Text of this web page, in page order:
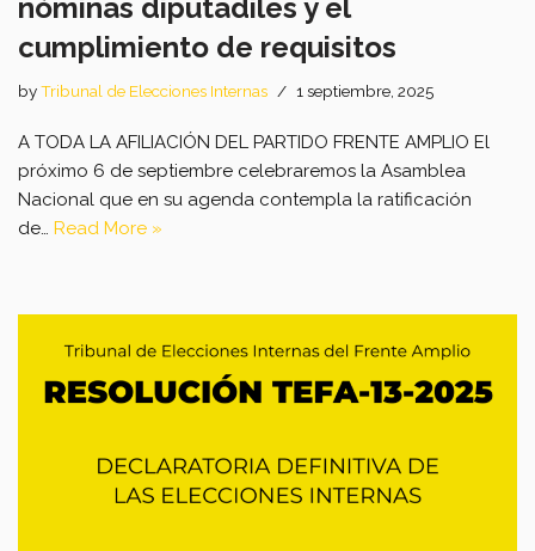
nóminas diputadiles y el
cumplimiento de requisitos
byTribunal de Elecciones Internas 1 septiembre, 2025
A TODA LA AFILIACIÓN DEL PARTIDO FRENTE AMPLIO El
próximo 6 de septiembre celebraremos la Asamblea
Nacional que en su agenda contempla la ratificación
de… Read More »